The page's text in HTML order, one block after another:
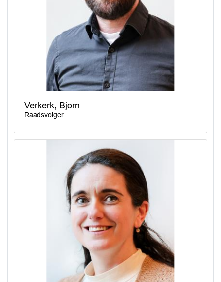
Verkerk, Bjorn
Raadsvolger